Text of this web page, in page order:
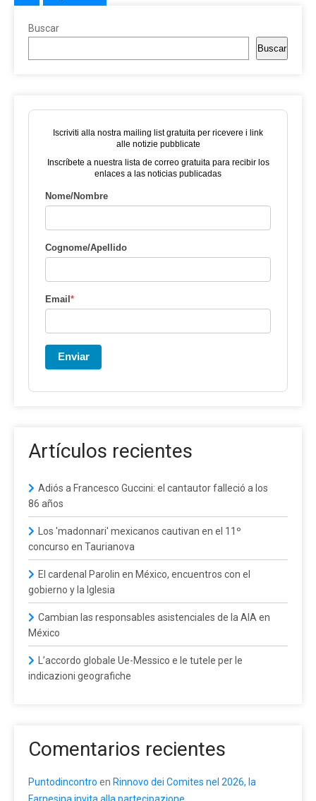
Buscar
Buscar
Iscriviti alla nostra mailing list gratuita per ricevere i link
alle notizie pubblicate
Inscríbete a nuestra lista de correo gratuita para recibir los
enlaces a las noticias publicadas
Nome/Nombre
Cognome/Apellido
Email *
Enviar
Artículos recientes
Adiós a Francesco Guccini: el cantautor falleció a los
86 años
Los 'madonnari' mexicanos cautivan en el 11º
concurso en Taurianova
El cardenal Parolin en México, encuentros con el
gobierno y la Iglesia
Cambian las responsables asistenciales de la AIA en
México
L’accordo globale Ue-Messico e le tutele per le
indicazioni geografiche
Comentarios recientes
Puntodincontro en Rinnovo dei Comites nel 2026, la